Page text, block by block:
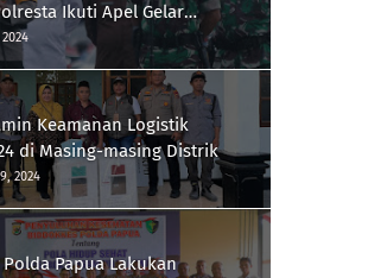
Ikuti Apel Gelar
Ini
Keamanan Logistik
di Masing-masing Distrik
2024
Papua Lakukan